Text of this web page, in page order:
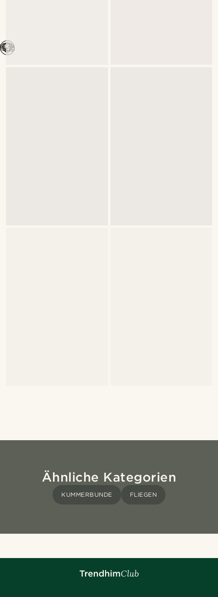
Ähnliche Kategorien
KUMMERBUNDE FLIEGEN